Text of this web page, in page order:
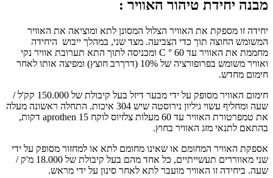
מבנה יחידת טיהור האוויר :
יחידה זו מספקת את האוויר הצלול המסונן לתא ומוציאה את האוויר
המשומש החוצה תוך כדי הצביעה. מצד שני, במהלך ייבוש היחידה
מחממת את האוויר עד 60 ° C ומכניסה ​​לתוך התא תערובת אוויר נקי
ואוויר משומש בפרופורציה של 10% (דרךרב חוצץ) ומפיצה אותו לאחר
חימום מחדש.
חימום האוויר מסופק על ידי מבער דיזל בעל קיבולת של 150.000 קק'ל /
שעה ומחליף עשוי גיליון נירוסטה שיש 304 איכות. התחלה ראשונה מעלה
את טמפרטורת האוויר עד 60 מעלות צלזיוס לוקח aprothen 15 דקות,
בהתאם לתנאי מזג האוויר בחוץ.
אספקת האוויר המחומם או שאינו מחומם לתא או למחזור מסופק על ידי
שני מאווררים תעשייתיים, כל אחד מהם בעל קיבולת של 18.000 מ'ק /
שעה. ביחידה זו האוויר מועבר לתא לאחר סינון על ידי מראש.